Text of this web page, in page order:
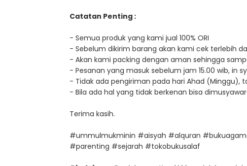
Catatan Penting :
- Semua produk yang kami jual 100% ORI
- Sebelum dikirim barang akan kami cek terlebih
- Akan kami packing dengan aman sehingga
- Pesanan yang masuk sebelum jam 15.00 wib, in
- Tidak ada pengiriman pada hari Ahad (Minggu),
- Bila ada hal yang tidak berkenan bisa
Terima kasih.
#ummulmukminin #aisyah #alquran
#parenting #sejarah #tokobukusalaf